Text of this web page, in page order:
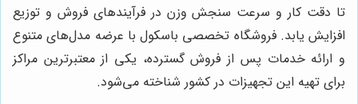
تا دقت کار و سرعت سنجش وزن در فرآیندهای فروش و توزیع
افزایش یابد. فروشگاه تخصصی باسکول با عرضه مدل‌های متنوع
و ارائه خدمات پس از فروش گسترده، یکی از معتبرترین مراکز
برای تهیه این تجهیزات در کشور شناخته می‌شود.